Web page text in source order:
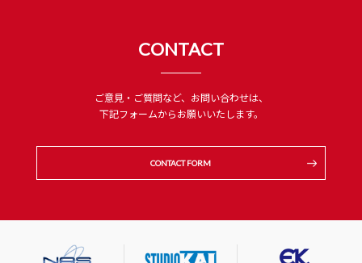
CONTACT
ご意見・ご質問など、お問い合わせは、
下記フォームからお願いいたします。
CONTACT FORM